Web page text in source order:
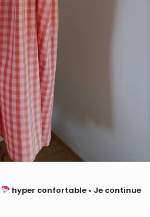
hyper confortable • Je continue